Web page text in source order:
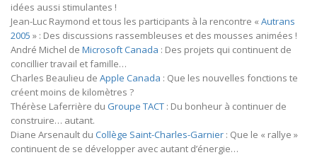
idées aussi stimulantes !
Jean-Luc Raymond et tous les participants à la rencontre « Autrans
2005 » : Des discussions rassembleuses et des mousses animées !
André Michel de Microsoft Canada : Des projets qui continuent de
concillier travail et famille…
Charles Beaulieu de Apple Canada : Que les nouvelles fonctions te
créent moins de kilomètres ?
Thérèse Laferrière du Groupe TACT : Du bonheur à continuer de
construire… autant.
Diane Arsenault du Collège Saint-Charles-Garnier : Que le « rallye »
continuent de se développer avec autant d’énergie…